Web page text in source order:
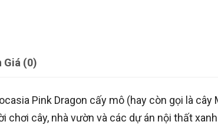
Giá (0)
Pink Dragon cấy mô (hay còn gọi là cây
chơi cây, nhà vườn và các dự án nội thất